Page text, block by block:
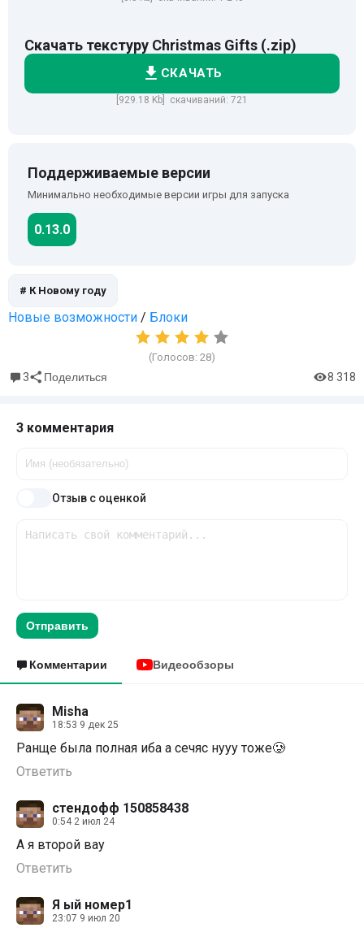
Скачать текстуру Christmas Gifts (.zip)
СКАЧАТЬ
[929.18 Kb] скачиваний: 721
Поддерживаемые версии
Минимально необходимые версии игры для запуска
0.13.0
# К Новому году
Новые возможности / Блоки
(Голосов: 28)
3 Поделиться 8 318
3 комментария
Отзыв с оценкой
Отправить
Комментарии Видеообзоры
Misha
18:53 9 дек 25
Ранще была полная иба а сечяс нууу тоже🥲
Ответить
стендофф 150858438
0:54 2 июл 24
А я второй вау
Ответить
Я ый номер1
23:07 9 июл 20